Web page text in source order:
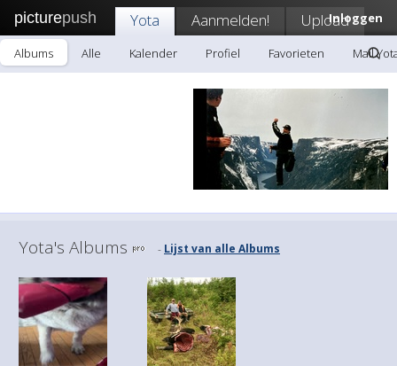
picturepush Inloggen
Yota Aanmelden! Upload
Albums Alle Kalender Profiel Favorieten Mail
Yota's Albums - Lijst van alle Albums